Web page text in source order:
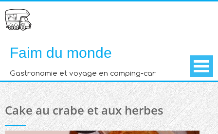
to
content
Faim du monde
Gastronomie et voyage en camping-car
Cake au crabe et aux herbes